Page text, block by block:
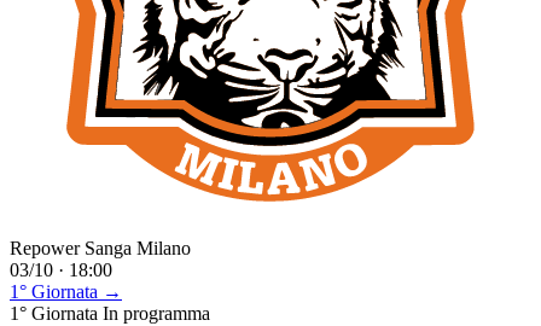
Repower Sanga Milano
03/10 · 18:00
1° Giornata →
1° Giornata In programma